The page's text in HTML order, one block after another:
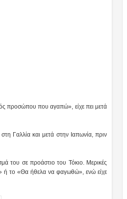
προσώπου που αγαπώ», είχε πει μετά
στη Γαλλία και μετά στην Ιαπωνία, πριν
του σε προάστιο του Τόκιο. Μερικές
ή το «Θα ήθελα να φαγωθώ», ενώ είχε